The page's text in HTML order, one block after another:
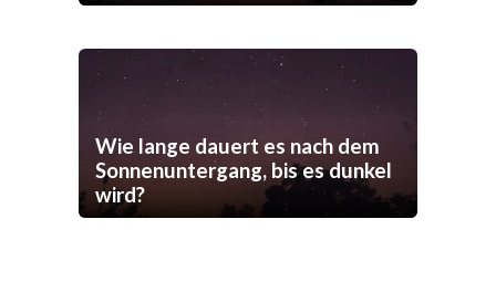
Wie lange dauert es nach dem
Sonnenuntergang, bis es dunkel
wird?